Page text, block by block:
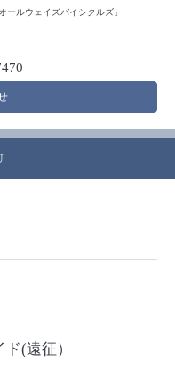
ールウェイズバイシクルズ」
(遠征）